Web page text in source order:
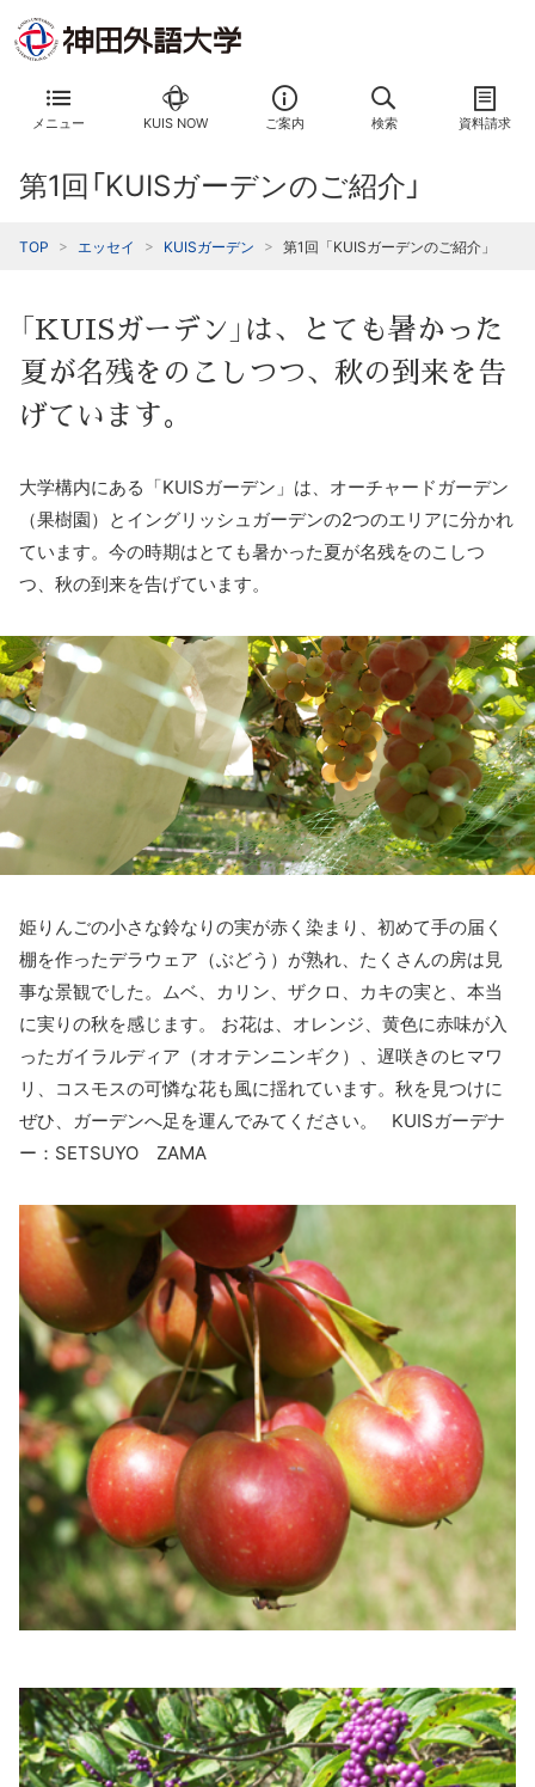
メニュー KUIS NOW ご案内 検索 資料請求
第1回「KUISガーデンのご紹介」
TOP エッセイ KUISガーデン 第1回「KUISガーデンのご紹介」
「KUISガーデン」は、とても暑かった
夏が名残をのこしつつ、秋の到来を告
げています。
大学構内にある「KUISガーデン」は、オーチャードガーデン
（果樹園）とイングリッシュガーデンの2つのエリアに分かれ
ています。今の時期はとても暑かった夏が名残をのこしつ
つ、秋の到来を告げています。
姫りんごの小さな鈴なりの実が赤く染まり、初めて手の届く
棚を作ったデラウェア（ぶどう）が熟れ、たくさんの房は見
事な景観でした。ムベ、カリン、ザクロ、カキの実と、本当
に実りの秋を感じます。 お花は、オレンジ、黄色に赤味が入
ったガイラルディア（オオテンニンギク）、遅咲きのヒマワ
リ、コスモスの可憐な花も風に揺れています。秋を見つけに
ぜひ、ガーデンへ足を運んでみてください。 KUISガーデナ
ー：SETSUYO ZAMA